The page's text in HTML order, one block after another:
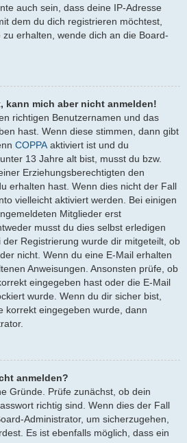
auch sein, dass deine IP-Adresse
dem du dich registrieren möchtest,
erhalten, wende dich an die Board-
kann mich aber nicht anmelden!
richtigen Benutzernamen und das
hast. Wenn diese stimmen, dann gibt
COPPA aktiviert ist und du
13 Jahre alt bist, musst du bzw.
Erziehungsberechtigten den
erhalten hast. Wenn dies nicht der Fall
vielleicht aktiviert werden. Bei einigen
Mitglieder erst
musst du dies selbst erledigen
der Registrierung wurde dir mitgeteilt, ob
nicht. Wenn du eine E-Mail erhalten
Anweisungen. Ansonsten prüfe, ob
eingegeben hast oder die E-Mail
wurde. Wenn du dir sicher bist,
korrekt eingegeben wurde, dann
anmelden?
Gründe. Prüfe zunächst, ob dein
richtig sind. Wenn dies der Fall
Administrator, um sicherzugehen,
Es ist ebenfalls möglich, dass ein